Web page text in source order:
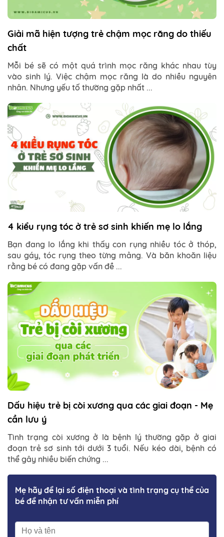
Giải mã hiện tượng trẻ chậm mọc răng do thiếu
chất
Mỗi bé sẽ có một quá trình mọc răng khác nhau tùy
vào sinh lý. Việc chậm mọc răng là do nhiều nguyên
nhân. Nhưng yếu tố thường gặp nhất ...
4 kiểu rụng tóc ở trẻ sơ sinh khiến mẹ lo lắng
Bạn đang lo lắng khi thấy con rụng nhiều tóc ở thóp,
sau gáy, tóc rụng theo từng mảng. Và băn khoăn liệu
rằng bé có đang gặp vấn đề ...
Dấu hiệu trẻ bị còi xương qua các giai đoạn - Mẹ
cần lưu ý
Tình trạng còi xương ở là bệnh lý thường gặp ở giai
đoạn trẻ sơ sinh tới dưới 3 tuổi. Nếu kéo dài, bệnh có
thể gây nhiều biến chứng ...
Mẹ hãy để lại số điện thoại và tình trạng cụ thể của
bé để nhận tư vấn miễn phí